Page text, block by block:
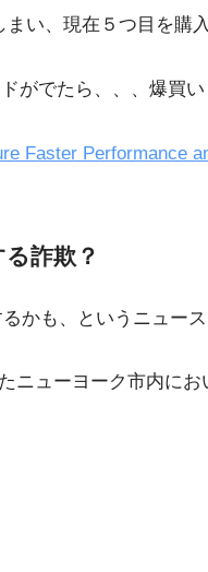
い、現在５つ目を購
がでたら、、、爆買い
Faster Performance
詐欺？
かも、というニュース
ニューヨーク市内に